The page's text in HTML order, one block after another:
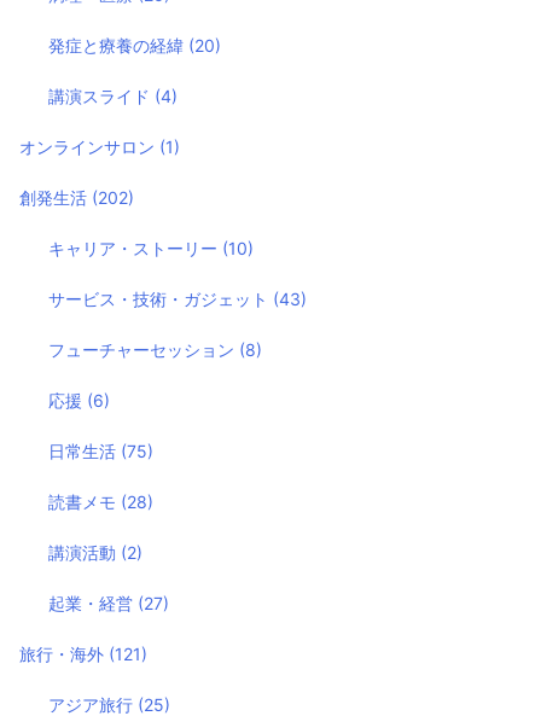
発症と療養の経緯 (20)
講演スライド (4)
オンラインサロン (1)
創発生活 (202)
キャリア・ストーリー (10)
サービス・技術・ガジェット (43)
フューチャーセッション (8)
応援 (6)
日常生活 (75)
読書メモ (28)
講演活動 (2)
起業・経営 (27)
旅行・海外 (121)
アジア旅行 (25)